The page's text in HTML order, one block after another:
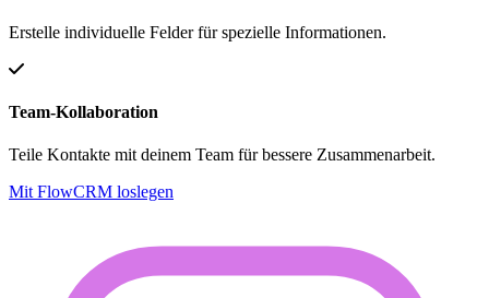
Erstelle individuelle Felder für spezielle Informationen.
Team-Kollaboration
Teile Kontakte mit deinem Team für bessere Zusammenarbeit.
Mit FlowCRM loslegen